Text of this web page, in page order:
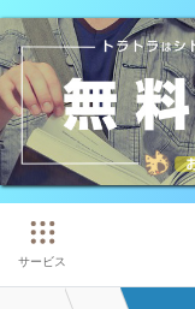
メインコンテンツへ
サービス